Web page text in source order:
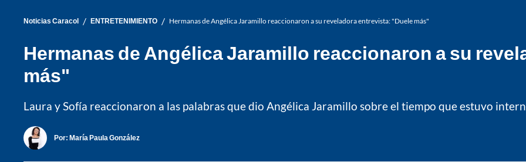
Noticias Caracol / ENTRETENIMIENTO / Hermanas de Angélica Jaramillo reaccionaron a su reveladora entrevista: "Duele más"
Hermanas de Angélica Jaramillo reaccionaron a su
más"
Laura y Sofía reaccionaron a las palabras que dio Angélica Jaramillo sobre el tiempo que estuvo
Por: María Paula González